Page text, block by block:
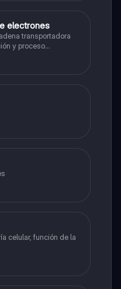
electrones
transportadora
y proceso
ATP. Incluye
los complejos
celular, función de la